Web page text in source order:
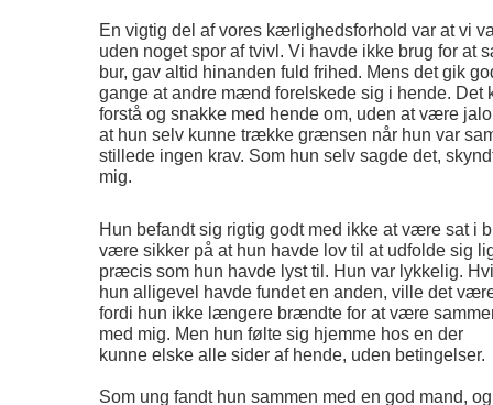
En vigtig del af vores kærlighedsforhold var at vi
uden noget spor af tvivl. Vi havde ikke brug for at
bur, gav altid hinanden fuld frihed. Mens det gik
gange at andre mænd forelskede sig i hende. Det
forstå og snakke med hende om, uden at være
at hun selv kunne trække grænsen når hun var
stillede ingen krav. Som hun selv sagde det,
mig.
Hun befandt sig rigtig godt med ikke at være sat i
være sikker på at hun havde lov til at udfolde sig
præcis som hun havde lyst til. Hun var lykkelig.
hun alligevel havde fundet en anden, ville det
fordi hun ikke længere brændte for at være
med mig. Men hun følte sig hjemme hos en der
kunne elske alle sider af hende, uden betingelser.
Som ung fandt hun sammen med en god mand, og